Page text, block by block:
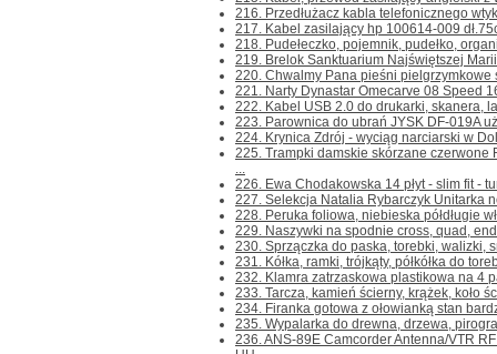
216. Przedłużacz kabla telefonicznego
217. Kabel zasilający hp 100614-009
218. Pudełeczko, pojemnik, pudełko,
219. Brelok Sanktuarium Najświętszej
220. Chwalmy Pana pieśni pielgrzymkowe
221. Narty Dynastar Omecarve 08 Speed
222. Kabel USB 2.0 do drukarki, skanera,
223. Parownica do ubrań JYSK DF-019A
224. Krynica Zdrój - wyciąg narciarski w
225. Trampki damskie skórzane czerwone
...
226. Ewa Chodakowska 14 płyt - slim fit -
227. Selekcja Natalia Rybarczyk Unitarka
228. Peruka foliowa, niebieska półdługie
229. Naszywki na spodnie cross, quad,
230. Sprzączka do paska, torebki, walizki,
231. Kółka, ramki, trójkąty, półkółka do
232. Klamra zatrzaskowa plastikowa na 4
233. Tarcza, kamień ścierny, krążek, koło
234. Firanka gotowa z ołowianką stan
235. Wypalarka do drewna, drzewa,
236. ANS-89E Camcorder Antenna/VTR